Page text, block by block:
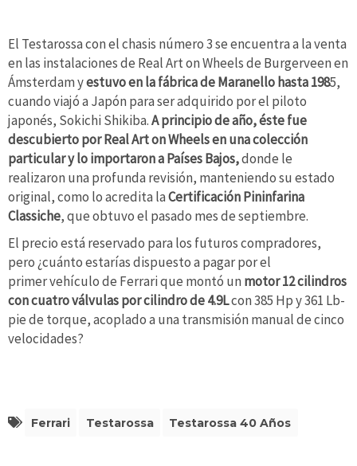
El Testarossa con el chasis número 3 se encuentra a la venta
en las instalaciones de Real Art on Wheels de Burgerveen en
Ámsterdam yestuvo en la fábrica de Maranello hasta 1985,
cuando viajó a Japón para ser adquirido por el piloto
japonés, Sokichi Shikiba.A principio de año, éste fue
descubierto por Real Art on Wheels en una colección
particular y lo importaron a Países Bajos,donde le
realizaron una profunda revisión, manteniendo su estado
original, como lo acredita laCertificación Pininfarina
Classiche, que obtuvo el pasado mes de septiembre.
El precio está reservado para los futuros compradores,
pero ¿cuánto estarías dispuesto a pagar por el
primer vehículo de Ferrari que montó un motor 12 cilindros
con cuatro válvulas por cilindro de 4.9Lcon 385 Hp y 361 Lb-
pie de torque, acoplado a una transmisión manual de cinco
velocidades?
Ferrari Testarossa Testarossa 40 Años